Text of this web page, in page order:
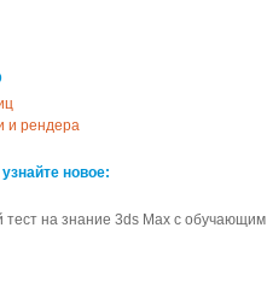
и рендера
новое:
тест на знание 3ds Max с обучающим